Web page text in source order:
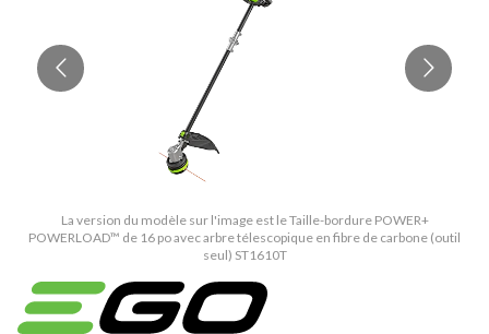
La version du modèle sur l'image est le Taille-bordure POWER+
POWERLOAD™ de 16 po avec arbre télescopique en fibre de carbone (outil
seul) ST1610T